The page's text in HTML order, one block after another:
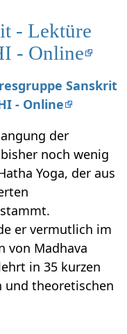
- Lektüre
- Online
Sanskrit
- Online
der
noch wenig
Yoga, der aus
er vermutlich im
von Madhava
in 35 kurzen
und theoretischen